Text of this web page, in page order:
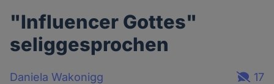
"Influencer Gottes"
seliggesprochen
Daniela Wakonigg
17